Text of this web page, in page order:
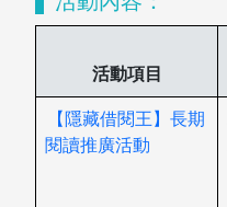
活動項目
【隱藏借閱王】長期
閱讀推廣活動